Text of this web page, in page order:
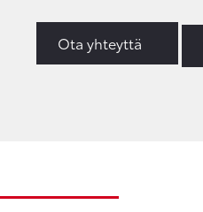
Ota yhteyttä